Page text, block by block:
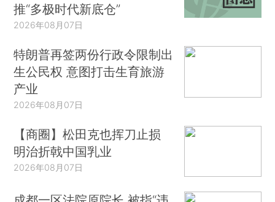
推“多极时代新底仓”
2026年08月07日
特朗普再签两份行政令限制出
生公民权 意图打击生育旅游
产业
2026年08月07日
【商圈】松田克也挥刀止损
明治折戟中国乳业
2026年08月07日